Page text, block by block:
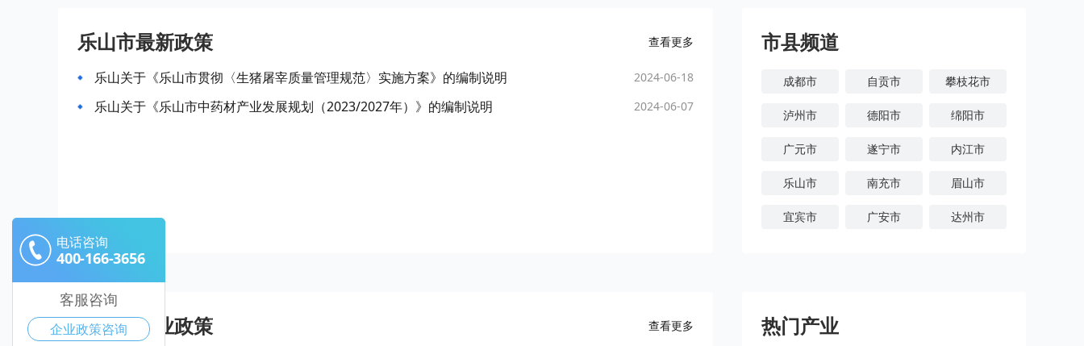
乐山市最新政策 查看更多
乐山关于《乐山市贯彻〈生猪屠宰质量管理规范〉实施方案》的编制说明 2024-06-18
乐山关于《乐山市中药材产业发展规划（2023/2027年）》的编制说明 2024-06-07
乐山市产业政策 查看更多
市县频道
成都市 自贡市 攀枝花市
泸州市 德阳市 绵阳市
广元市 遂宁市 内江市
乐山市 南充市 眉山市
宜宾市 广安市 达州市
热门产业
电话咨询
400-166-3656
客服咨询
企业政策咨询